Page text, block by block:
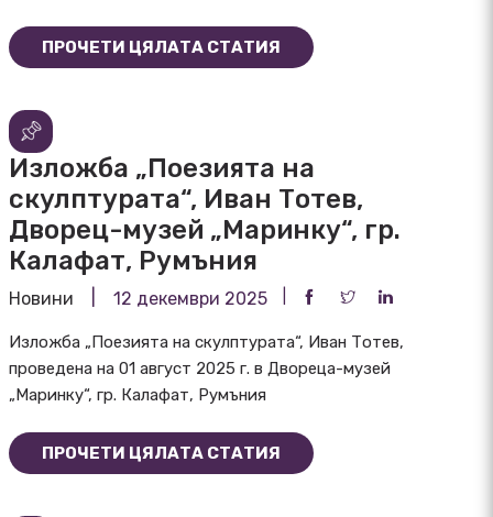
ПРОЧЕТИ ЦЯЛАТА СТАТИЯ
Изложба „Поезията на
скулптурата“, Иван Тотев,
Дворец-музей „Маринку“, гр.
Калафат, Румъния
Новини 12 декември 2025
Изложба „Поезията на скулптурата“, Иван Тотев,
проведена на 01 август 2025 г. в Двореца-музей
„Маринку“, гр. Калафат, Румъния
ПРОЧЕТИ ЦЯЛАТА СТАТИЯ